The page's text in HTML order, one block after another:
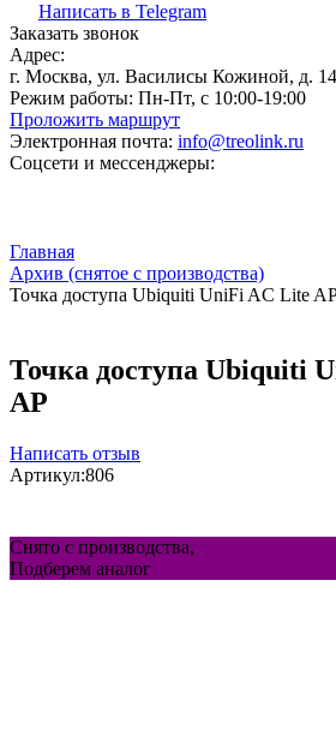
Написать в Telegram
Заказать звонок
Адрес:
г. Москва, ул. Василисы Кожиной, д.
Режим работы: Пн-Пт, с 10:00-19:00
Проложить маршрут
Электронная почта: info@treolink.ru
Соцсети и мессенджеры:
Главная
Архив (снятое с производства)
Точка доступа Ubiquiti UniFi AC Lite
Точка доступа Ubiquiti
AP
Написать отзыв
Артикул:806
Снято с производства,
Подберем аналог